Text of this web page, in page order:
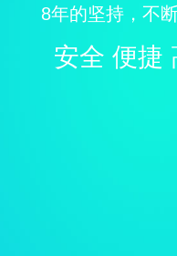
8年的坚持，不
安全 便捷